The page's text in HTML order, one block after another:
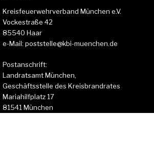
Kreisfeuerwehrverband München e.V.
Vockestraße 42
85540 Haar
e-Mail: poststelle@kbi-muenchen.de
Postanschrift:
Landratsamt München,
Geschäftsstelle des Kreisbrandrates
Mariahilfplatz 17
81541 München